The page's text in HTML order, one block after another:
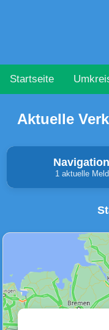
Startseite
Aktuelle
1 aktuelle
Unfälle &
Wetter